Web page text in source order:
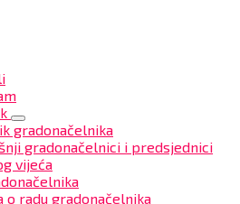
gradonačelnika
gradonačelnici i predsjednici
vijeća
o radu gradonačelnika